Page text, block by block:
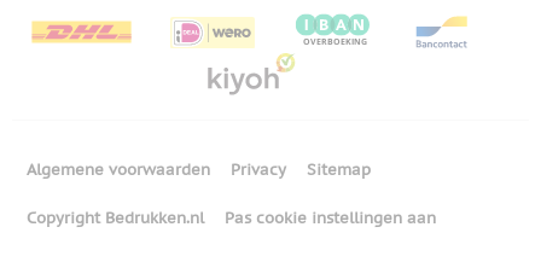
Algemene voorwaarden Privacy Sitemap
Copyright Bedrukken.nl Pas cookie instellingen aan